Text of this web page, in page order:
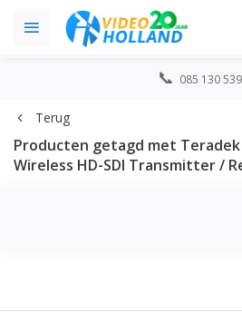
085 130
Terug
Producten getagd met
Wireless HD-SDI Transmitter /